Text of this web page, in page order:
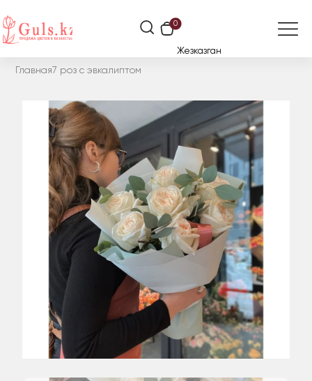
0
Жезказган
Главная7 роз с эвкалиптом